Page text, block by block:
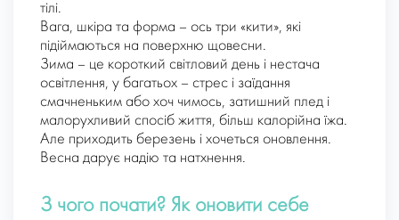
тілі.
Вага, шкіра та форма – ось три «кити», які
підіймаються на поверхню щовесни.
Зима – це короткий світловий день і нестача
освітлення, у багатьох – стрес і заїдання
смачненьким або хоч чимось, затишний плед і
малорухливий спосіб життя, більш калорійна їжа.
Але приходить березень і хочеться оновлення.
Весна дарує надію та натхнення.
З чого почати? Як оновити себе